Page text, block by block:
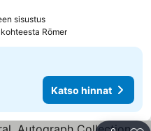
sisustusKatso hinnat
Römer
Katso hinnat